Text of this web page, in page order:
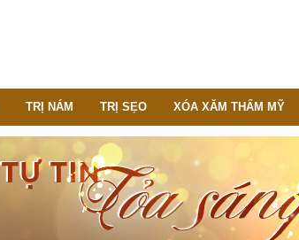
TRỊ NÁM TRỊ SẸO XÓA XĂM THẨM MỸ